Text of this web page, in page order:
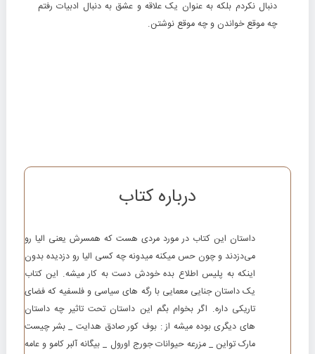
دنبال نکردم بلکه به عنوان یک علاقه و عشق به دنبال ادبیات رفتم
چه موقع خواندن و چه موقع نوشتن.
درباره کتاب
داستان این کتاب در مورد مردی هست که همسرش یعنی الیا رو
می‌دزدند و چون حس میکنه میدونه چه کسی الیا رو دزدیده بدون
اینکه به پلیس اطلاع بده خودش دست به کار میشه. این کتاب
یک داستان جنایی معمایی با رگه های سیاسی و فلسفیه که فضای
تاریکی داره. اگر بخوام بگم این داستان تحت تاثیر چه داستان
های دیگری بوده میشه از : بوف کور صادق هدایت _ بشر چیست
مارک تواین _ مزرعه حیوانات جورج اورول _ بیگانه آلبر کامو و عامه